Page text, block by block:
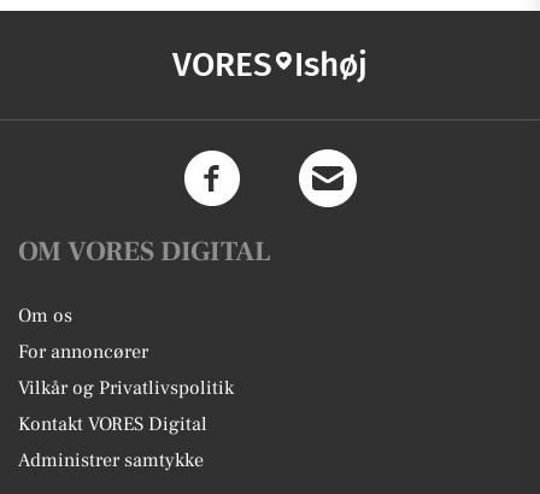
VORES Ishøj
OM VORES DIGITAL
Om os
For annoncører
Vilkår og Privatlivspolitik
Kontakt VORES Digital
Administrer samtykke